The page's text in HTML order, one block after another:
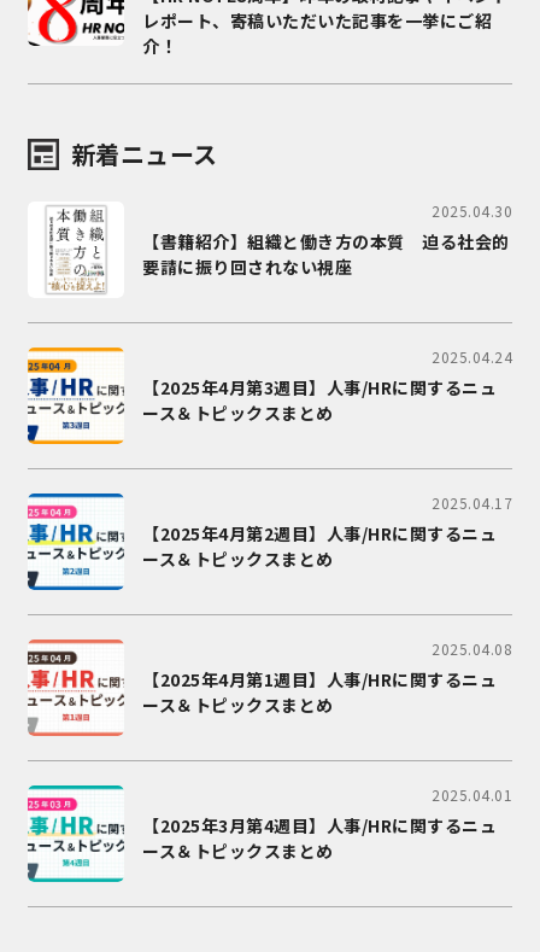
レポート、寄稿いただいた記事を一挙にご紹
介！
新着ニュース
2025.04.30
【書籍紹介】組織と働き方の本質 迫る社会的
要請に振り回されない視座
2025.04.24
【2025年4月第3週目】人事/HRに関するニュ
ース＆トピックスまとめ
2025.04.17
【2025年4月第2週目】人事/HRに関するニュ
ース＆トピックスまとめ
2025.04.08
【2025年4月第1週目】人事/HRに関するニュ
ース＆トピックスまとめ
2025.04.01
【2025年3月第4週目】人事/HRに関するニュ
ース＆トピックスまとめ